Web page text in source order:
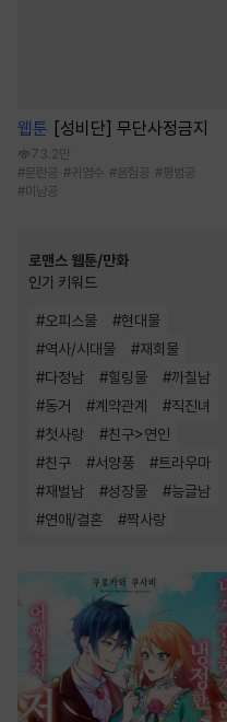
웹툰 [성비단] 무단사정금지
73.2만
#문란공 # 귀염수 # 음험공 #평범공
#미남공
로맨스 웹툰/만화
인기 키워드
#오피스물 #현대물
#역사/시대물 #재회물
#다정남 #힐링물 #까칠남
#동거 #계약관계 #직진녀
#첫사랑 #친구>연인
#친구 #서양풍 #트라우마
#재벌남 #성장물 #능글남
#연애/결혼 #짝사랑